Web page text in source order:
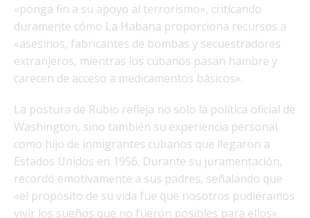
«ponga fin a su apoyo al terrorismo», criticando
duramente cómo La Habana proporciona recursos a
«asesinos, fabricantes de bombas y secuestradores
extranjeros, mientras los cubanos pasan hambre y
carecen de acceso a medicamentos básicos».
La postura de Rubio refleja no solo la política oficial de
Washington, sino también su experiencia personal
como hijo de inmigrantes cubanos que llegaron a
Estados Unidos en 1956. Durante su juramentación,
recordó emotivamente a sus padres, señalando que
«el propósito de su vida fue que nosotros pudiéramos
vivir los sueños que no fueron posibles para ellos».